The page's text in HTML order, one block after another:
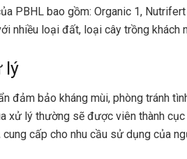
PBHL bao gồm: Organic 1,
nhiều loại đất, loại cây trồng khách
lý
đảm bảo kháng mùi, phòng tránh
xử lý thường sẽ được viên thành
cấp cho nhu cầu sử dụng của